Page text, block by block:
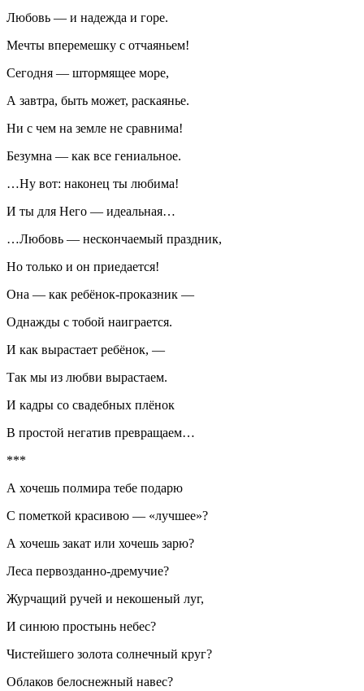
Любовь — и надежда и горе.
Мечты вперемешку с отчаяньем!
Сегодня — штормящее море,
А завтра, быть может, раскаянье.
Ни с чем на земле не сравнима!
Безумна — как все гениальное.
…Ну вот: наконец ты любима!
И ты для Него — идеальная…
…Любовь — нескончаемый праздник,
Но только и он приедается!
Она — как ребёнок-проказник —
Однажды с тобой наиграется.
И как вырастает ребёнок, —
Так мы из любви вырастаем.
И кадры со свадебных плёнок
В простой негатив превращаем…
***
А хочешь полмира тебе подарю
С пометкой красивою — «лучшее»?
А хочешь закат или хочешь зарю?
Леса первозданно-дремучие?
Журчащий ручей и некошеный луг,
И синюю простынь небес?
Чистейшего золота солнечный круг?
Облаков белоснежный навес?